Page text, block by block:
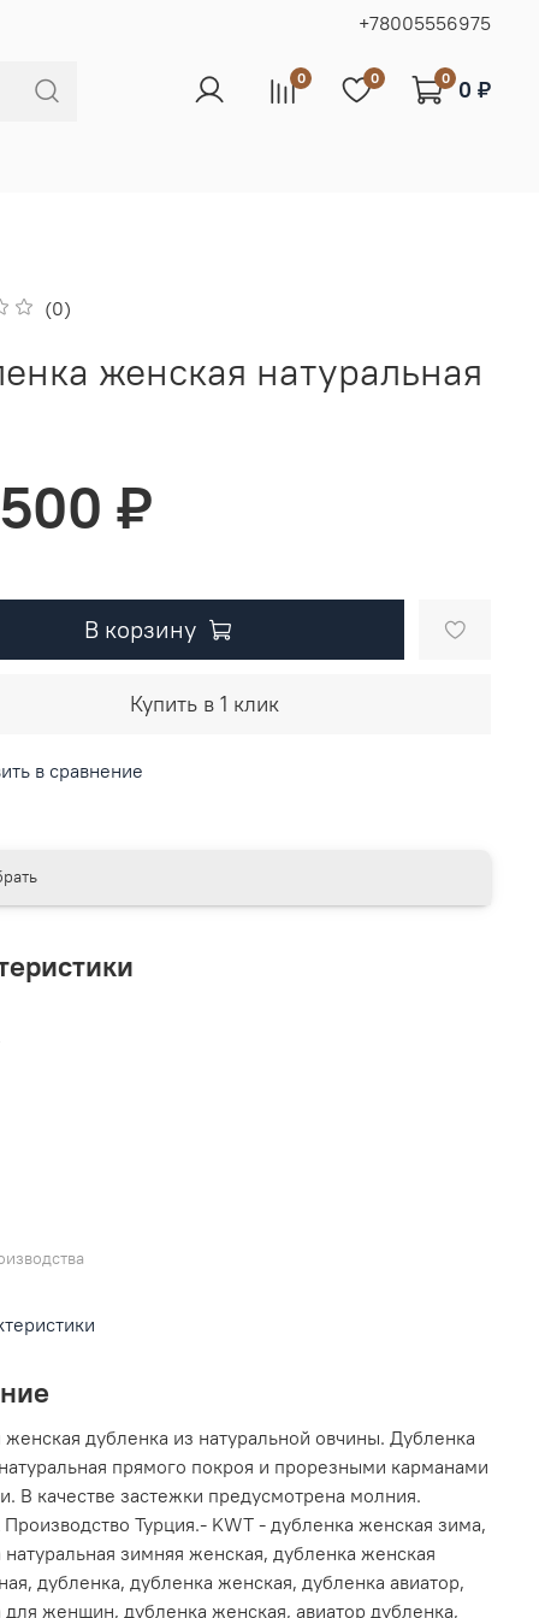
+78005556975
0 0 0 0 ₽
(0)
женская натуральная
₽
В корзину
Купить в 1 клик
в сравнение
женская дубленка из натуральной овчины. Дубленка
прямого покроя и прорезными карманами
В качестве застежки предусмотрена молния.
Производство Турция.- KWT - дубленка женская зима,
натуральная зимняя женская, дубленка женская
дубленка, дубленка женская, дубленка авиатор,
для женщин, дубленка женская, авиатор дубленка,